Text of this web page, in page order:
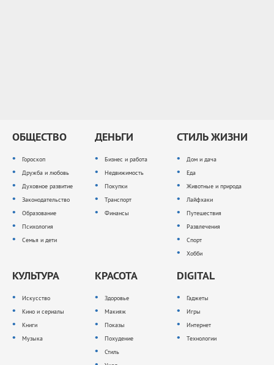
ОБЩЕСТВО
Гороскоп
Дружба и любовь
Духовное развитие
Законодательство
Образование
Психология
Семья и дети
ДЕНЬГИ
Бизнес и работа
Недвижимость
Покупки
Транспорт
Финансы
СТИЛЬ ЖИЗНИ
Дом и дача
Еда
Животные и природа
Лайфхаки
Путешествия
Развлечения
Спорт
Хобби
КУЛЬТУРА
Искусство
Кино и сериалы
Книги
Музыка
КРАСОТА
Здоровье
Макияж
Показы
Похудение
Стиль
DIGITAL
Гаджеты
Игры
Интернет
Технологии